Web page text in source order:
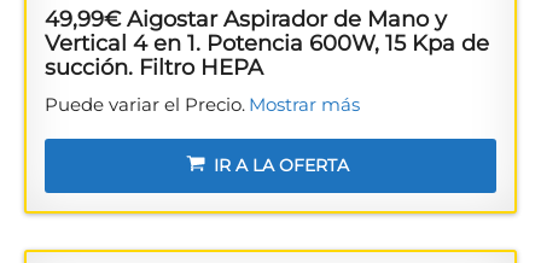
49,99€ Aigostar Aspirador de Mano y
Vertical 4 en 1. Potencia 600W, 15 Kpa de
succión. Filtro HEPA
Puede variar el Precio. Mostrar más
IR A LA OFERTA